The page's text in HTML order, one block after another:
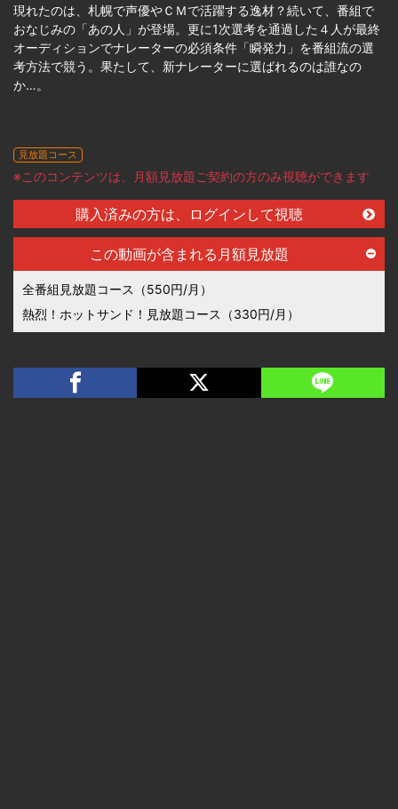
現れたのは、札幌で声優やＣＭで活躍する逸材？続いて、番組で
おなじみの「あの人」が登場。更に1次選考を通過した４人が最終
オーディションでナレーターの必須条件「瞬発力」を番組流の選
考方法で競う。果たして、新ナレーターに選ばれるのは誰なの
か…。
見放題コース
※このコンテンツは、月額見放題ご契約の方のみ視聴ができます
購入済みの方は、ログインして視聴
この動画が含まれる月額見放題
全番組見放題コース（550円/月）
熱烈！ホットサンド！見放題コース（330円/月）